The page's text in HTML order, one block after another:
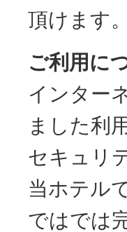
頂けます。
ご利用に
インター
ました利
セキュリ
当ホテル
ではでは